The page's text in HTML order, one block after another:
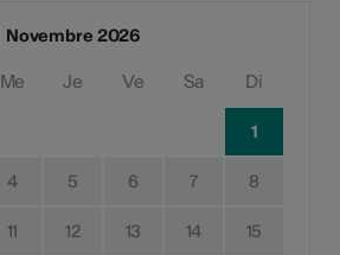
Novembre 2026
Me Je Ve Sa Di
1
4 5 6 7 8
11 12 13 14 15